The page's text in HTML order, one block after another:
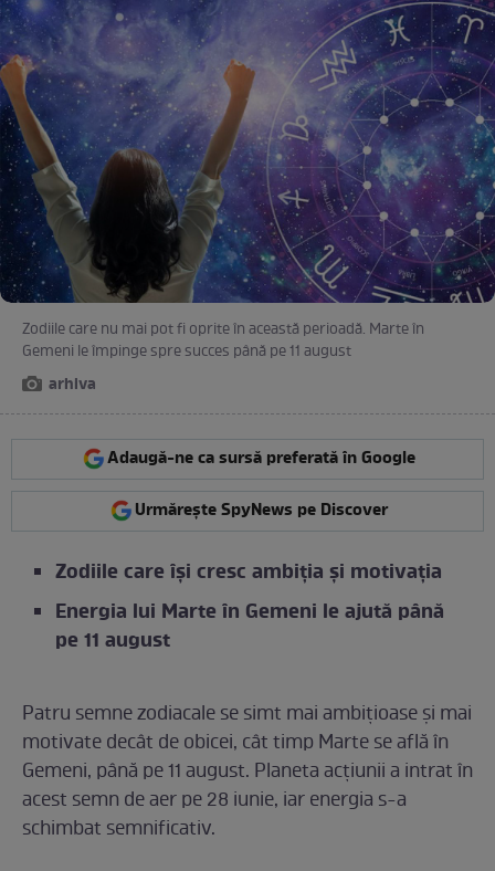
Zodiile care nu mai pot fi oprite în această perioadă. Marte în
Gemeni le împinge spre succes până pe 11 august
arhiva
Adaugă-ne ca sursă preferată în Google
Urmărește SpyNews pe Discover
Zodiile care își cresc ambiția și motivația
Energia lui Marte în Gemeni le ajută până
pe 11 august
Patru semne zodiacale se simt mai ambițioase și mai
motivate decât de obicei, cât timp Marte se află în
Gemeni, până pe 11 august. Planeta acțiunii a intrat în
acest semn de aer pe 28 iunie, iar energia s-a
schimbat semnificativ.